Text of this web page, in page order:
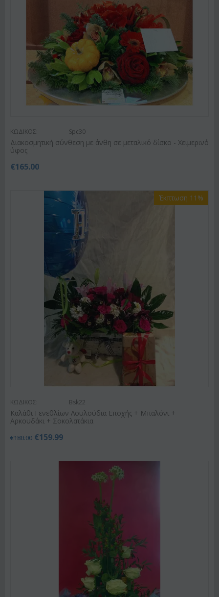
ΚΩΔΙΚΟΣ: Spc30
Διακοσμητική σύνθεση με άνθη σε μεταλικό δίσκο - Χειμερινό
ύφος
€165.00
Έκπτωση 11%
ΚΩΔΙΚΟΣ: Bsk22
Καλάθι Γενεθλίων Λουλούδια Εποχής + Μπαλόνι +
Αρκουδάκι + Σοκολατάκια
€180.00 €159.99